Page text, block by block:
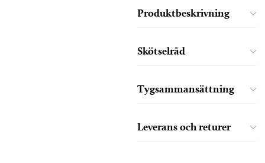
Produktbeskrivning
Skötselråd
Tygsammansättning
Leverans och returer